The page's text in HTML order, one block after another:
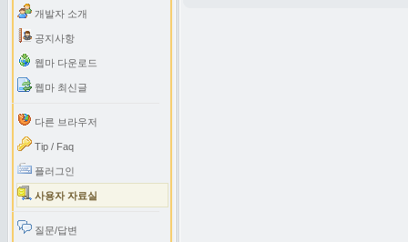
개발자 소개
공지사항
웹마 다운로드
웹마 최신글
다른 브라우저
Tip / Faq
플러그인
사용자 자료실
질문/답변